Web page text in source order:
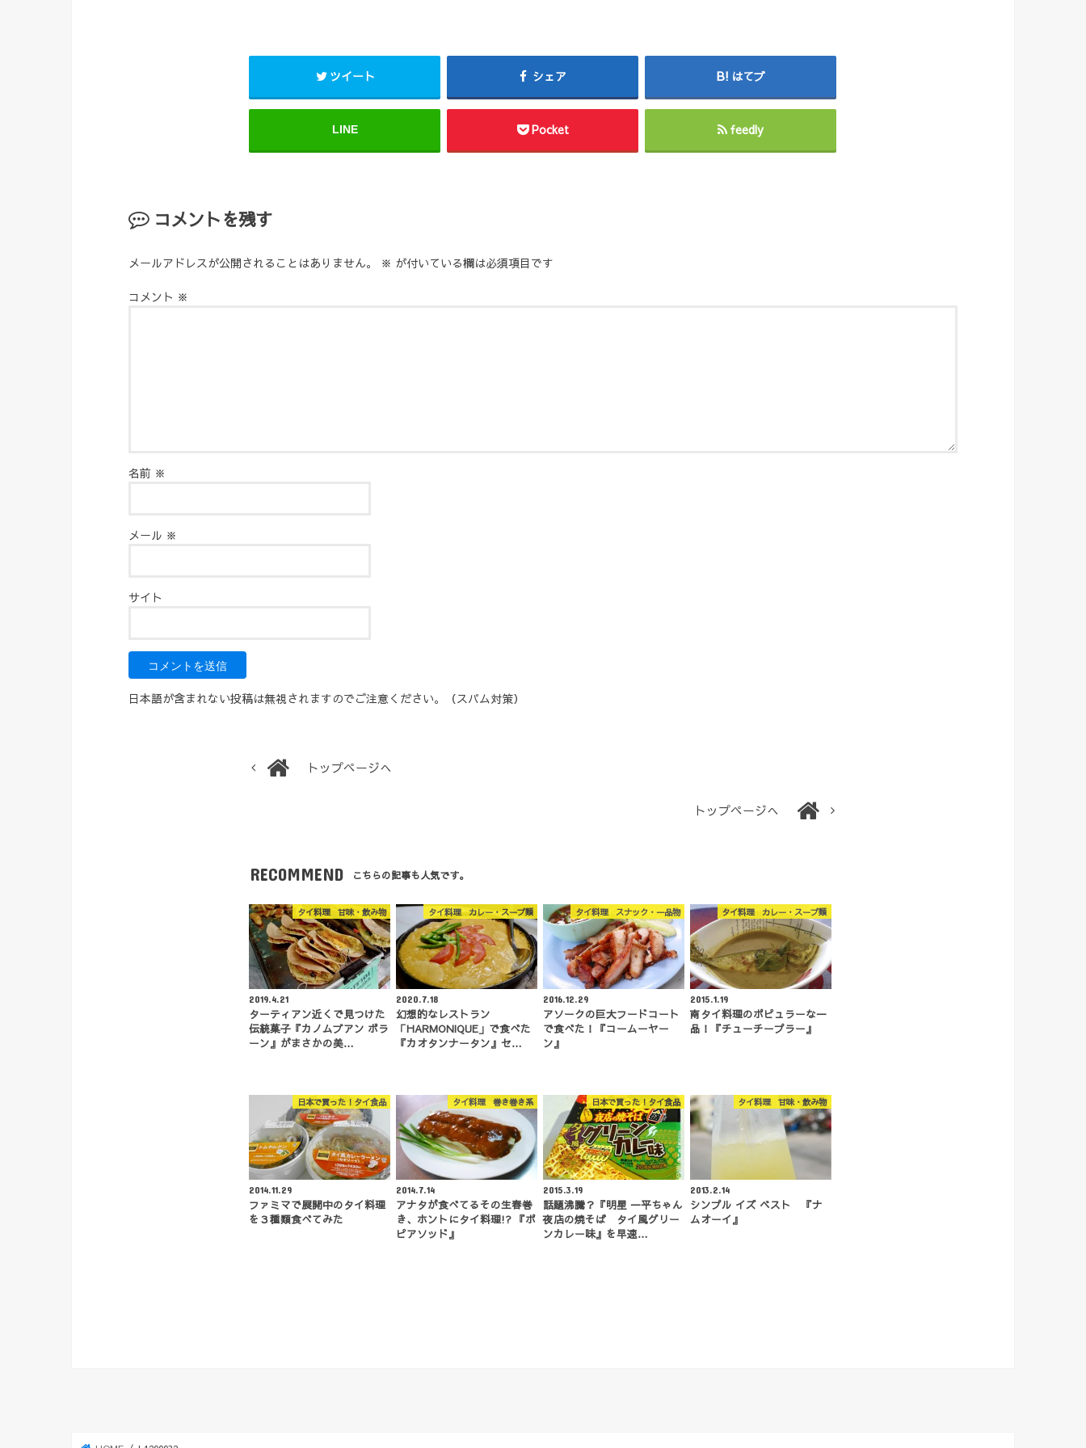
ツイート シェア はてブ
LINE Pocket feedly
コメントを残す
メールアドレスが公開されることはありません。 ※ が付いている欄は必須項目です
コメント ※
名前 ※
メール ※
サイト
日本語が含まれない投稿は無視されますのでご注意ください。（スパム対策）
トップページへ
トップページへ
RECOMMEND こちらの記事も人気です。
タイ料理 甘味・飲み物
2019.4.21
ターティアン近くで見つけた
伝統菓子『カノムブアン ボラ
ーン』がまさかの美…
タイ料理 カレー・スープ類
2020.7.18
幻想的なレストラン
「HARMONIQUE」で食べた
『カオタンナータン』セ…
タイ料理 スナック・一品物
2016.12.29
アソークの巨大フードコート
で食べた！『コームーヤー
ン』
タイ料理 カレー・スープ類
2015.1.19
南タイ料理のポピュラーな一
品！『チューチープラー』
日本で買った！タイ食品
2014.11.29
ファミマで展開中のタイ料理
を３種類食べてみた
タイ料理 巻き巻き系
2014.7.14
アナタが食べてるその生春巻
き、ホントにタイ料理!? 『ポ
ピアソッド』
日本で買った！タイ食品
2015.3.19
話題沸騰？『明星 一平ちゃん
夜店の焼そば タイ風グリー
ンカレー味』を早速…
タイ料理 甘味・飲み物
2013.2.14
シンプル イズ ベスト 『ナ
ムオーイ』